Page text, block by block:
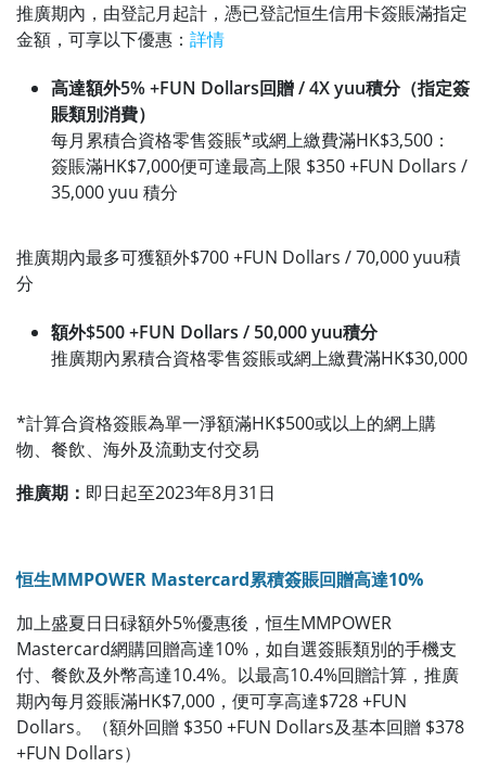
推廣期內，由登記月起計，憑已登記恒生信用卡簽賬滿指定
金額，可享以下優惠： 詳情
高達額外5% +FUN Dollars回贈 / 4X yuu積分（指定簽
賬類別消費）
每月累積合資格零售簽賬*或網上繳費滿HK$3,500：
簽賬滿HK$7,000便可達最高上限 $350 +FUN Dollars /
35,000 yuu 積分
推廣期內最多可獲額外$700 +FUN Dollars / 70,000 yuu積
分
額外$500 +FUN Dollars / 50,000 yuu積分
推廣期內累積合資格零售簽賬或網上繳費滿HK$30,000
*計算合資格簽賬為單一淨額滿HK$500或以上的網上購
物、餐飲、海外及流動支付交易
推廣期： 即日起至2023年8月31日
恒生MMPOWER Mastercard累積簽賬回贈高達10%
加上盛夏日日碌額外5%優惠後，恒生MMPOWER
Mastercard網購回贈高達10%，如自選簽賬類別的手機支
付、餐飲及外幣高達10.4%。以最高10.4%回贈計算，推廣
期內每月簽賬滿HK$7,000，便可享高達$728 +FUN
Dollars。（額外回贈 $350 +FUN Dollars及基本回贈 $378
+FUN Dollars）